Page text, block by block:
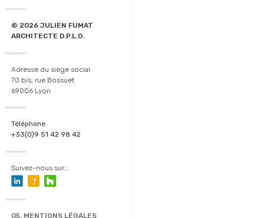
© 2026 JULIEN FUMAT
ARCHITECTE D.P.L.G.
Adresse du siège social
70 bis, rue Bossuet
69006 Lyon
Téléphone
+33(0)9 51 42 98 42
Suivez-nous sur...
05. MENTIONS LÉGALES